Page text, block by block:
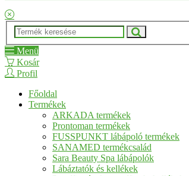
Menü
Kosár
Profil
Főoldal
Termékek
ARKADA termékek
Prontoman termékek
FUSSPUNKT lábápoló termékek
SANAMED termékcsalád
Sara Beauty Spa lábápolók
Lábáztatók és kellékek